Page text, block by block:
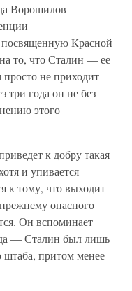
Ворошилов
посвященную Красной
то, что Сталин — ее
не приходит
три года он не без
этого
к добру такая
и упивается
к тому, что выходит
опасного
Он вспоминает
— Сталин был лишь
штаба, притом менее